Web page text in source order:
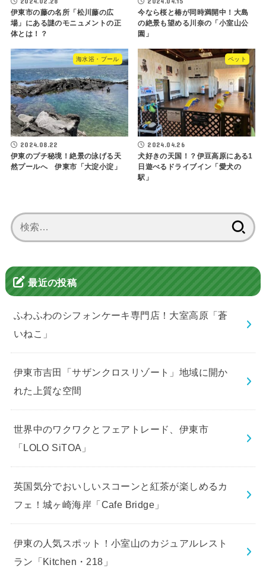
伊東市の藤の名所「松川藤の広
場」にある謎のモニュメントの正
体とは！？
今なら桜と椿が同時満開中！大島
の絶景も望める川奈の「小室山公
園」
海水浴・プール
2024.08.22
伊東のプチ秘境！絶景の泳げる天
然プールへ 伊東市「大淀小淀」
ペット
2024.04.26
犬好きの天国！？伊豆高原にある1
日遊べるドライブイン「愛犬の
駅」
索:
最近の投稿
ふわふわのシフォンケーキ専門店！大室高原「蒼
いねこ」
伊東市吉田「サザンクロスリゾート」地域に開か
れた上質な空間
世界中のワクワクとフェアトレード、伊東市
「LOLO SiTOA」
英国気分でおいしいスコーンと紅茶が楽しめるカ
フェ！城ヶ崎海岸「Cafe Bridge」
伊東の人気スポット！小室山のカジュアルレスト
ラン「Kitchen・218」